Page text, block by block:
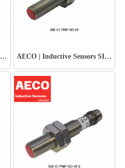
AECO | Proximity Switch SI18-C5 PNP NO H AECO | Inductive Sensors SI8-C1 PNP NO H1